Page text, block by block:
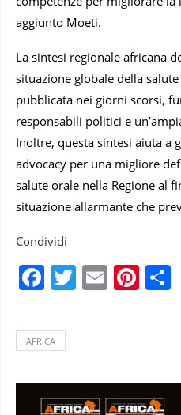
aggiunto Moeti.
La sintesi regionale africana
situazione globale della
pubblicata nei giorni scorsi,
responsabili politici e
Inoltre, questa sintesi aiuta a
advocacy per una migliore
salute orale nella Regione al
situazione allarmante che
Condividi
Facebook
Twitter
Email
AFRICA